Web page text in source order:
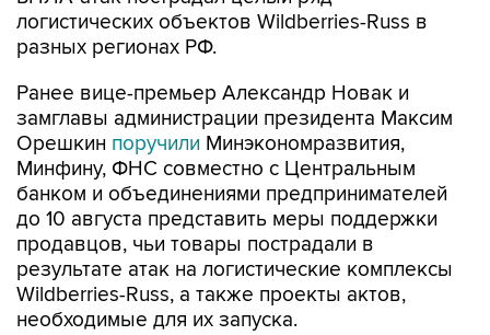
логистических объектов Wildberries-Russ в
разных регионах РФ.
Ранее вице-премьер Александр Новак и
замглавы администрации президента Максим
Орешкин поручили Минэкономразвития,
Минфину, ФНС совместно с Центральным
банком и объединениями предпринимателей
до 10 августа представить меры поддержки
продавцов, чьи товары пострадали в
результате атак на логистические комплексы
Wildberries-Russ, а также проекты актов,
необходимые для их запуска.